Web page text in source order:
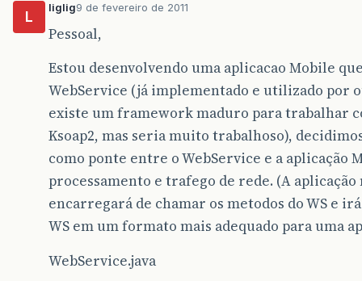
L
liglig9 de fevereiro de 2011
Pessoal,
Estou desenvolvendo uma aplicacao Mobile
WebService (já implementado e utilizado por
existe um framework maduro para trabalhar
Ksoap2, mas seria muito trabalhoso),
como ponte entre o WebService e a aplicação
processamento e trafego de rede. (A
encarregará de chamar os metodos do WS e
WS em um formato mais adequado para uma
WebService.java